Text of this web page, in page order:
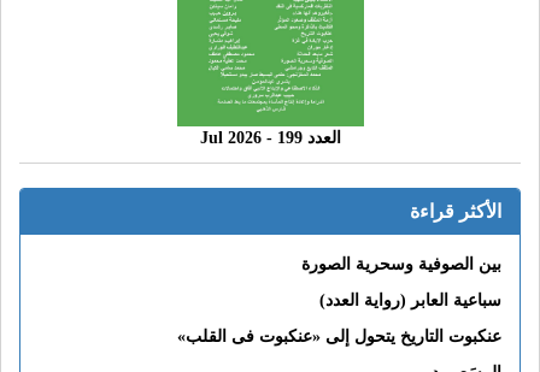
العدد 199 - 2026 Jul
الأكثر قراءة
بين الصوفية وسحرية الصورة
سباعية العابر (رواية العدد)
عنكبوت التاريخ يتحول إلى «عنكبوت فى القلب»